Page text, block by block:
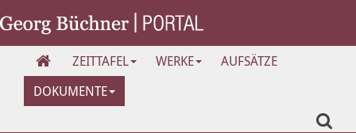
ZEITTAFEL WERKE
AUFSÄTZE
DOKUMENTE